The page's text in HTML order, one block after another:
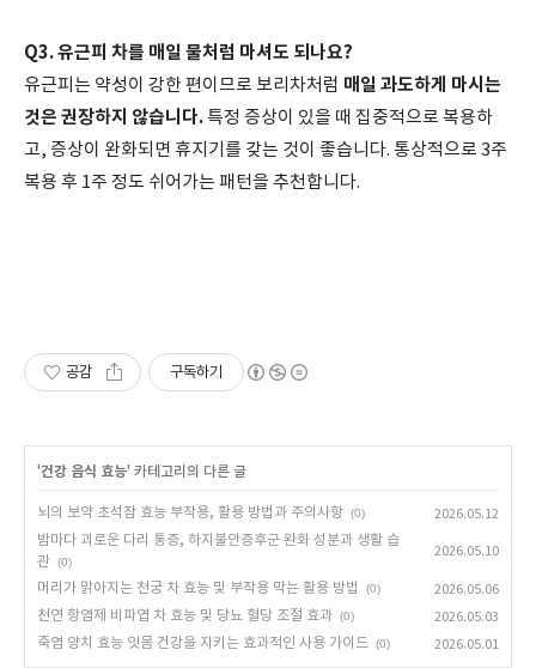
Q3. 유근피 차를 매일 물처럼 마셔도 되나요?
유근피는 약성이 강한 편이므로 보리차처럼 매일 과도하게 마시는
것은 권장하지 않습니다.특정 증상이 있을 때 집중적으로 복용하
고, 증상이 완화되면 휴지기를 갖는 것이 좋습니다. 통상적으로 3주
복용 후 1주 정도 쉬어가는 패턴을 추천합니다.
공감 구독하기
'건강 음식 효능' 카테고리의 다른 글
뇌의 보약 초석잠 효능 부작용, 활용 방법과 주의사항 (0)
2026.05.12
밤마다 괴로운 다리 통증, 하지불안증후군 완화 성분과 생활 습
관 (0)
2026.05.10
머리가 맑아지는 천궁 차 효능 및 부작용 막는 활용 방법 (0)
2026.05.06
천연 항염제 비파엽 차 효능 및 당뇨 혈당 조절 효과 (0)
2026.05.03
죽염 양치 효능 잇몸 건강을 지키는 효과적인 사용 가이드 (0) 2026.05.01